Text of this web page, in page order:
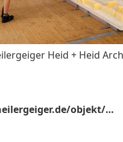
Heid + Heid
objekt/…